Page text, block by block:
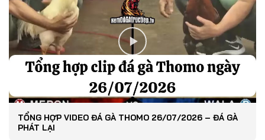
TỔNG HỢP VIDEO ĐÁ GÀ THOMO 26/07/2026 – ĐÁ GÀ
PHÁT LẠI